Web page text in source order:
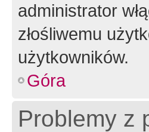
administrator
złośliwemu
użytkowników.
Góra
Problemy z